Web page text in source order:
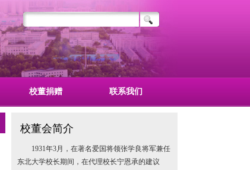
校董捐赠 联系我们
校董会简介
1931年3月，在著名爱国将领张学良将军兼任
东北大学校长期间，在代理校长宁恩承的建议